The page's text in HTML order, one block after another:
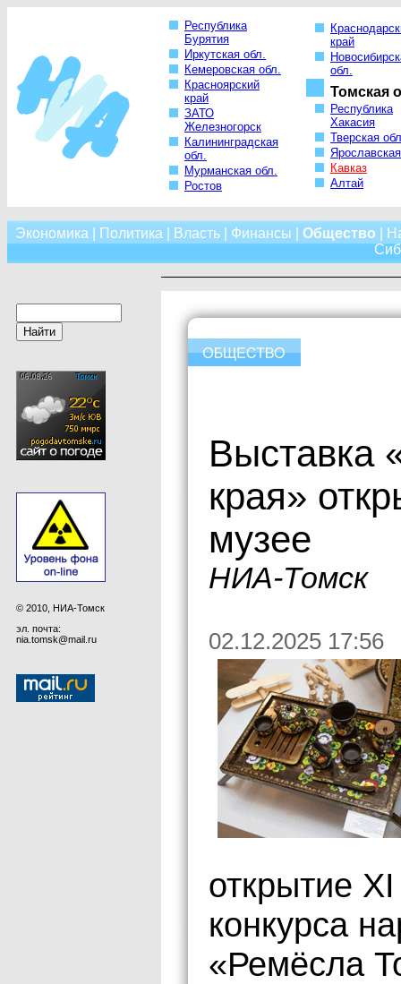
Республика
Бурятия
Иркутская обл.
Кемеровская обл.
Красноярский
край
ЗАТО
Железногорск
Калининградская
обл.
Мурманская обл.
Ростов
край
обл.
Томская
Республика
Хакасия
Тверская
Кавказ
Алтай
Экономика Политика Власть| Финансы Общество
© 2010, НИА-Томск
эл. почта:
nia.tomsk@mail.ru
Выставка
края»
музее
НИА-Томск
02.12.2025 17:56
открытие
конкурса
«Ремёсла